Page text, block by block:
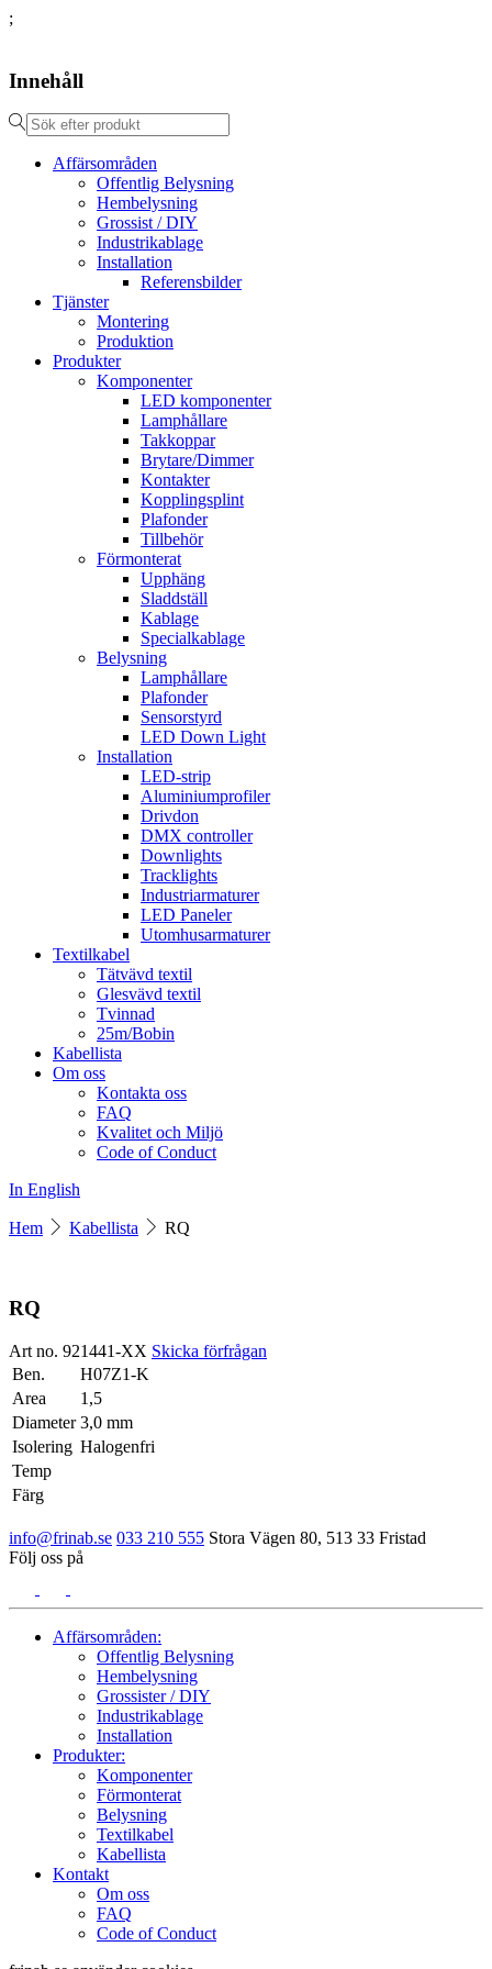
;
Innehåll
Affärsområden
Offentlig Belysning
Hembelysning
Grossist / DIY
Industrikablage
Installation
Referensbilder
Tjänster
Montering
Produktion
Produkter
Komponenter
LED komponenter
Lamphållare
Takkoppar
Brytare/Dimmer
Kontakter
Kopplingsplint
Plafonder
Tillbehör
Förmonterat
Upphäng
Sladdställ
Kablage
Specialkablage
Belysning
Lamphållare
Plafonder
Sensorstyrd
LED Down Light
Installation
LED-strip
Aluminiumprofiler
Drivdon
DMX controller
Downlights
Tracklights
Industriarmaturer
LED Paneler
Utomhusarmaturer
Textilkabel
Tätvävd textil
Glesvävd textil
Tvinnad
25m/Bobin
Kabellista
Om oss
Kontakta oss
FAQ
Kvalitet och Miljö
Code of Conduct
In English
Hem Kabellista RQ
RQ
Art no. 921441-XX Skicka förfrågan
Ben.
H07Z1-K
Area
1,5
Diameter 3,0 mm
Isolering Halogenfri
Temp
Färg
info@frinab.se 033 210 555 Stora Vägen 80, 513 33 Fristad
Följ oss på
Affärsområden:
Offentlig Belysning
Hembelysning
Grossister / DIY
Industrikablage
Installation
Produkter:
Komponenter
Förmonterat
Belysning
Textilkabel
Kabellista
Kontakt
Om oss
FAQ
Code of Conduct